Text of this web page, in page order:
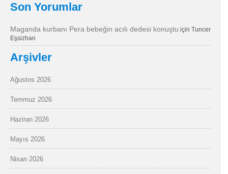
Son Yorumlar
Maganda kurbanı Pera bebeğin acılı dedesi konuştu için Tuncer
Eşsizhan
Arşivler
Ağustos 2026
Temmuz 2026
Haziran 2026
Mayıs 2026
Nisan 2026